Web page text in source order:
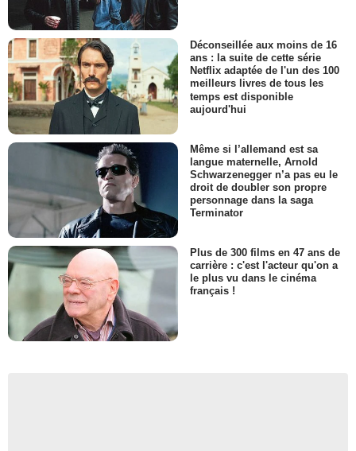
Déconseillée aux moins de 16
ans : la suite de cette série
Netflix adaptée de l'un des 100
meilleurs livres de tous les
temps est disponible
aujourd'hui
Même si l’allemand est sa
langue maternelle, Arnold
Schwarzenegger n’a pas eu le
droit de doubler son propre
personnage dans la saga
Terminator
Plus de 300 films en 47 ans de
carrière : c'est l'acteur qu'on a
le plus vu dans le cinéma
français !